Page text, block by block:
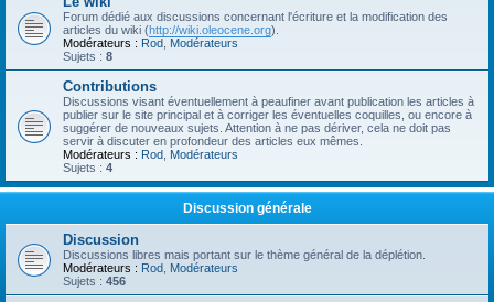
Forum dédié aux discussions concernant l'écriture et la modification des
articles du wiki (http://wiki.oleocene.org).
Modérateurs : Rod Modérateurs
Sujets : 8
Contributions
Discussions visant éventuellement à peaufiner avant publication les articles à
publier sur le site principal et à corriger les éventuelles coquilles, ou encore à
suggérer de nouveaux sujets. Attention à ne pas dériver, cela ne doit pas
servir à discuter en profondeur des articles eux mêmes.
Modérateurs : Rod Modérateurs
Sujets : 4
Discussion générale
Discussion
Discussions libres mais portant sur le thème général de la déplétion.
Modérateurs : Rod Modérateurs
Sujets : 456